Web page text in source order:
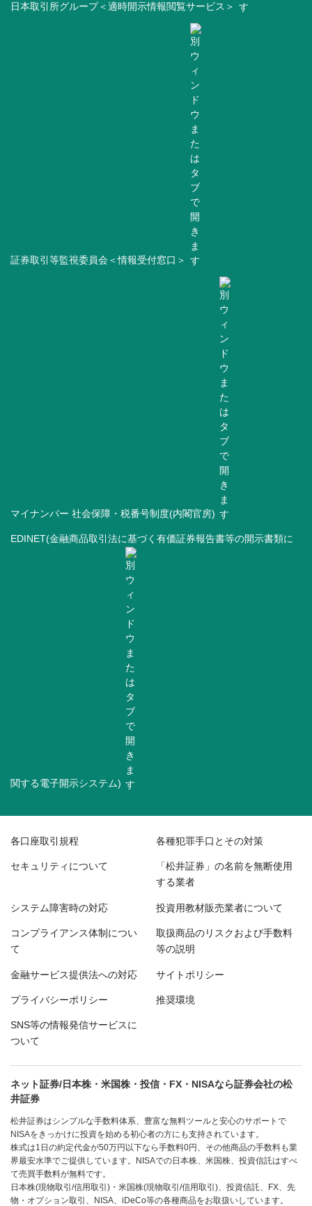
日本取引所グループ＜適時開示情報閲覧サービス＞
証券取引等監視委員会＜情報受付窓口＞
マイナンバー 社会保障・税番号制度(内閣官房)
EDINET(金融商品取引法に基づく有価証券報告書等の開示書類に
関する電子開示システム)
各口座取引規程 各種犯罪手口とその対策
セキュリティについて 「松井証券」の名前を無断使用
する業者
システム障害時の対応 投資用教材販売業者について
コンプライアンス体制につい
て
取扱商品のリスクおよび手数料
等の説明
金融サービス提供法への対応 サイトポリシー
プライバシーポリシー 推奨環境
SNS等の情報発信サービスに
ついて
ネット証券/日本株・米国株・投信・FX・NISAなら証券会社の松
井証券
松井証券はシンプルな手数料体系、豊富な無料ツールと安心のサポートで
NISAをきっかけに投資を始める初心者の方にも支持されています。
株式は1日の約定代金が50万円以下なら手数料0円、その他商品の手数料も業
界最安水準でご提供しています。NISAでの日本株、米国株、投資信託はすべ
て売買手数料が無料です。
日本株(現物取引/信用取引)・米国株(現物取引/信用取引)、投資信託、FX、先
物・オプション取引、NISA、iDeCo等の各種商品をお取扱いしています。